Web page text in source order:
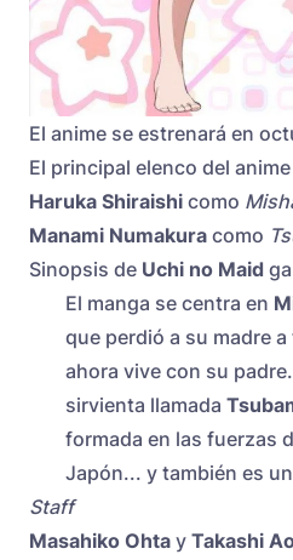
El anime se estrenará en
El principal elenco del
Haruka Shiraishi como
Manami Numakura como
Sinopsis de Uchi no Maid
El manga se centra en
que perdió a su madre
ahora vive con su
sirvienta llamada
formada en las fuerzas
Japón... y también es
Staff
Masahiko Ohta y Takashi